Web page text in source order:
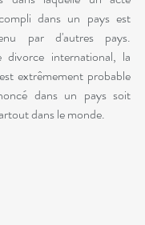
dans un pays est
par d'autres pays.
divorce international, la
extrêmement probable
dans un pays soit
dans le monde.